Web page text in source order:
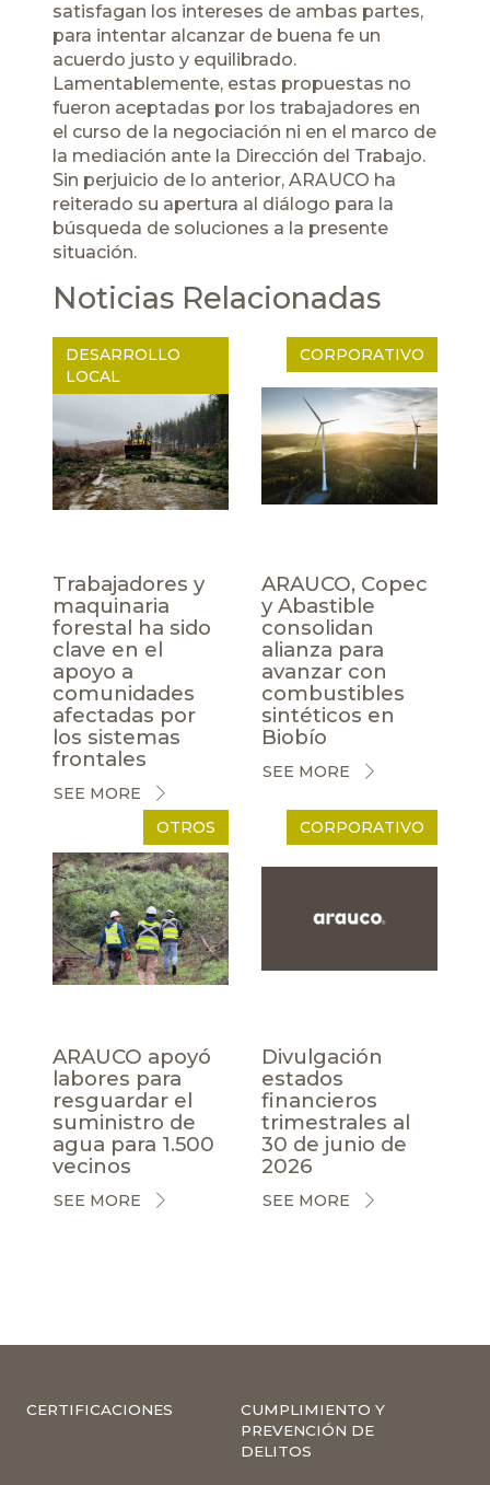
satisfagan los intereses de ambas partes,
para intentar alcanzar de buena fe un
acuerdo justo y equilibrado.
Lamentablemente, estas propuestas no
fueron aceptadas por los trabajadores en
el curso de la negociación ni en el marco de
la mediación ante la Dirección del Trabajo.
Sin perjuicio de lo anterior, ARAUCO ha
reiterado su apertura al diálogo para la
búsqueda de soluciones a la presente
situación.
Noticias Relacionadas
DESARROLLO
LOCAL
Trabajadores y
maquinaria
forestal ha sido
clave en el
apoyo a
comunidades
afectadas por
los sistemas
frontales
SEE MORE
CORPORATIVO
ARAUCO, Copec
y Abastible
consolidan
alianza para
avanzar con
combustibles
sintéticos en
Biobío
SEE MORE
OTROS
ARAUCO apoyó
labores para
resguardar el
suministro de
agua para 1.500
vecinos
SEE MORE
CORPORATIVO
Divulgación
estados
financieros
trimestrales al
30 de junio de
2026
SEE MORE
CERTIFICACIONES
CUMPLIMIENTO Y
PREVENCIÓN DE
DELITOS